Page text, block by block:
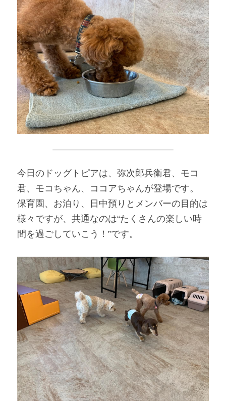
今日のドッグトピアは、弥次郎兵衛君、モコ
君、モコちゃん、ココアちゃんが登場です。
保育園、お泊り、日中預りとメンバーの目的は
様々ですが、共通なのは“たくさんの楽しい時
間を過ごしていこう！”です。